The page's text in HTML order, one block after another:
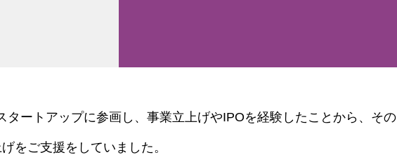
タートアップに参画し、事業立上げやIPOを経験したことから、その
をご支援をしていました。